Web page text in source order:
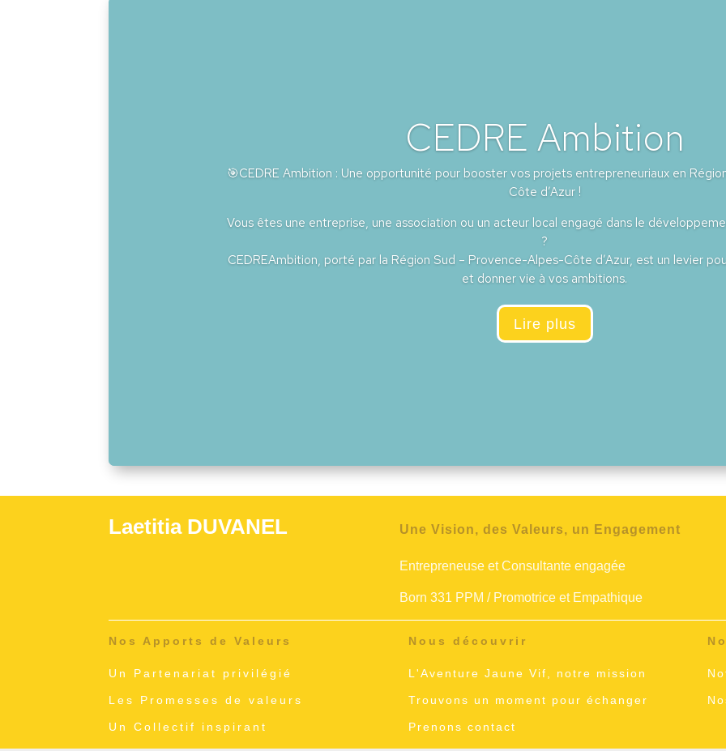
CEDRE Ambition
🎯CEDRE Ambition : Une opportunité pour booster vos projets entrepreneuriaux en
Côte d’Azur !
Vous êtes une entreprise, une association ou un acteur local engagé dans le
?
CEDREAmbition, porté par la Région Sud – Provence-Alpes-Côte d’Azur, est un levier
et donner vie à vos ambitions.
Lire plus
Laetitia DUVANEL Une Vision, des Valeurs, un Engagement
Entrepreneuse et Consultante engagée
Born 331 PPM / Promotrice et Empathique
Nos Apports de Valeurs
Un Partenariat privilégié
Les Promesses de valeurs
Un Collectif inspirant
Nous découvrir
L'Aventure Jaune Vif, notre mission
Trouvons un moment pour échanger
Prenons contact